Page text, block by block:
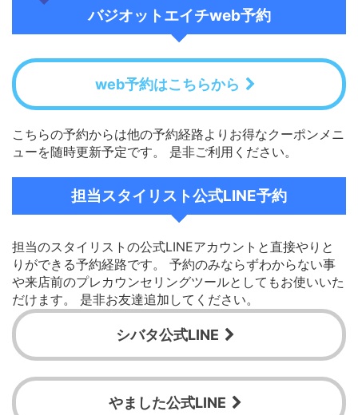
バジオットエイチweb予約
web予約はこちらから
こちらの予約からは他の予約経路よりお得なクーポンメニ
ューを随時更新予定です。 是非ご利用ください。
担当スタイリスト公式LINE予約
担当のスタイリストの公式LINEアカウントと直接やりと
りができる予約経路です。 予約のみならずわからない事
や来店前のプレカウンセリングツールとしてもお使いいた
だけます。 是非お友達追加してください。
シバタ公式LINE
やました公式LINE